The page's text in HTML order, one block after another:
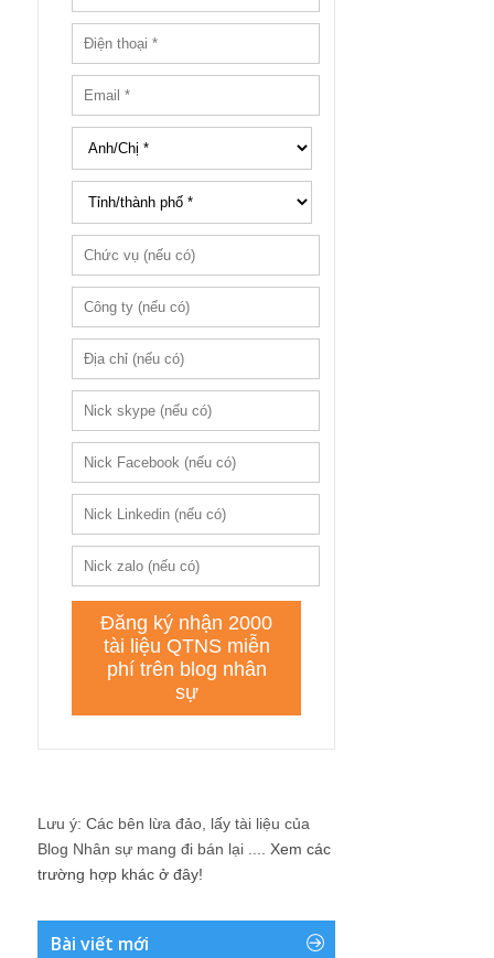
Lưu ý: Các bên lừa đảo, lấy tài liệu của
Blog Nhân sự mang đi bán lại .... Xem các
trường hợp khác ở đây!
Bài viết mới